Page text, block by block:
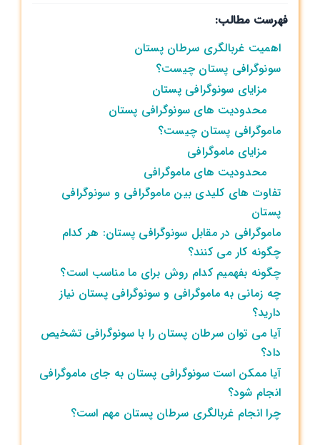
فهرست مطالب:
اهمیت غربالگری سرطان پستان
سونوگرافی پستان چیست؟
مزایای سونوگرافی پستان
محدودیت ‌های سونوگرافی پستان
ماموگرافی پستان چیست؟
مزایای ماموگرافی
محدودیت ‌های ماموگرافی
تفاوت‌ های کلیدی بین ماموگرافی و سونوگرافی
پستان
ماموگرافی در مقابل سونوگرافی پستان: هر کدام
چگونه کار می ‌کنند؟
چگونه بفهمیم کدام روش برای ما مناسب است؟
چه زمانی به ماموگرافی و سونوگرافی پستان نیاز
دارید؟
آیا می ‌توان سرطان پستان را با سونوگرافی تشخیص
داد؟
آیا ممکن است سونوگرافی پستان به جای ماموگرافی
انجام شود؟
چرا انجام غربالگری سرطان پستان مهم است؟